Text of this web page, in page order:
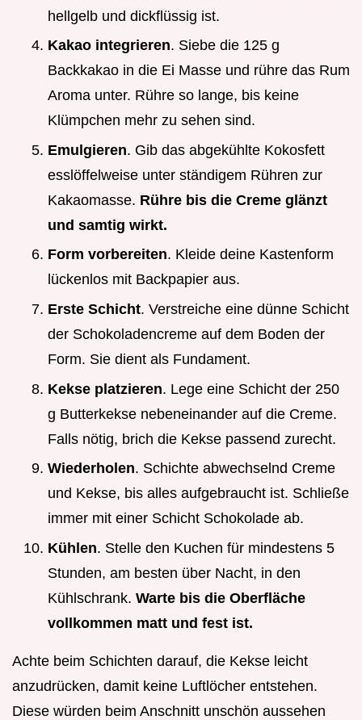
hellgelb und dickflüssig ist.
Kakao integrieren. Siebe die 125 g
Backkakao in die Ei Masse und rühre das Rum
Aroma unter. Rühre so lange, bis keine
Klümpchen mehr zu sehen sind.
Emulgieren. Gib das abgekühlte Kokosfett
esslöffelweise unter ständigem Rühren zur
Kakaomasse. Rühre bis die Creme glänzt
und samtig wirkt.
Form vorbereiten. Kleide deine Kastenform
lückenlos mit Backpapier aus.
Erste Schicht. Verstreiche eine dünne Schicht
der Schokoladencreme auf dem Boden der
Form. Sie dient als Fundament.
Kekse platzieren. Lege eine Schicht der 250
g Butterkekse nebeneinander auf die Creme.
Falls nötig, brich die Kekse passend zurecht.
Wiederholen. Schichte abwechselnd Creme
und Kekse, bis alles aufgebraucht ist. Schließe
immer mit einer Schicht Schokolade ab.
Kühlen. Stelle den Kuchen für mindestens 5
Stunden, am besten über Nacht, in den
Kühlschrank. Warte bis die Oberfläche
vollkommen matt und fest ist.
Achte beim Schichten darauf, die Kekse leicht
anzudrücken, damit keine Luftlöcher entstehen.
Diese würden beim Anschnitt unschön aussehen